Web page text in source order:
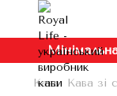
Кава Кава зі